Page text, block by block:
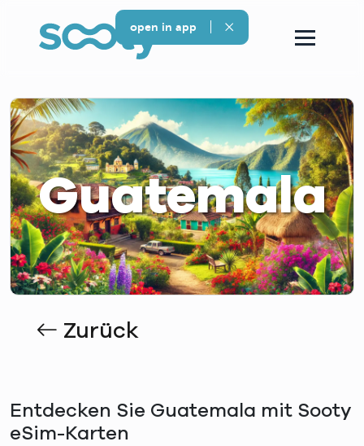
Guatemala
Zurück
Entdecken Sie Guatemala mit Sooty
eSim-Karten
open in app